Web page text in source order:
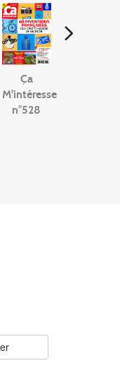
Ça
M'intéresse
n°528